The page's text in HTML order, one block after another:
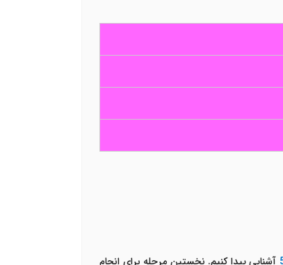
آشنایی پیدا کنیم. نخستین مرحله برای انجام